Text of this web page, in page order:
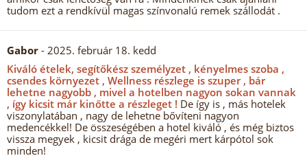
tudom ezt a rendkívül magas színvonalú remek szállodát .
Gabor - 2025. február 18. kedd
Kiváló ételek, segítőkész személyzet , kényelmes szoba ,
csendes környezet , Wellness részlege is szuper , bár
lehetne nagyobb , mivel a hotelben nagyon sokan vannak
, így kicsit már kinőtte a részleget ! De így is , más hotelek
viszonylatában , nagy de lehetne bővíteni nagyon
medencékkel! De összeségében a hotel kiváló , és még biztos
vissza megyek , kicsit drága de megéri mert kárpótol sok
minden!